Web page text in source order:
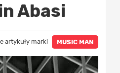
Abasi
artykuły marki MUSIC MAN